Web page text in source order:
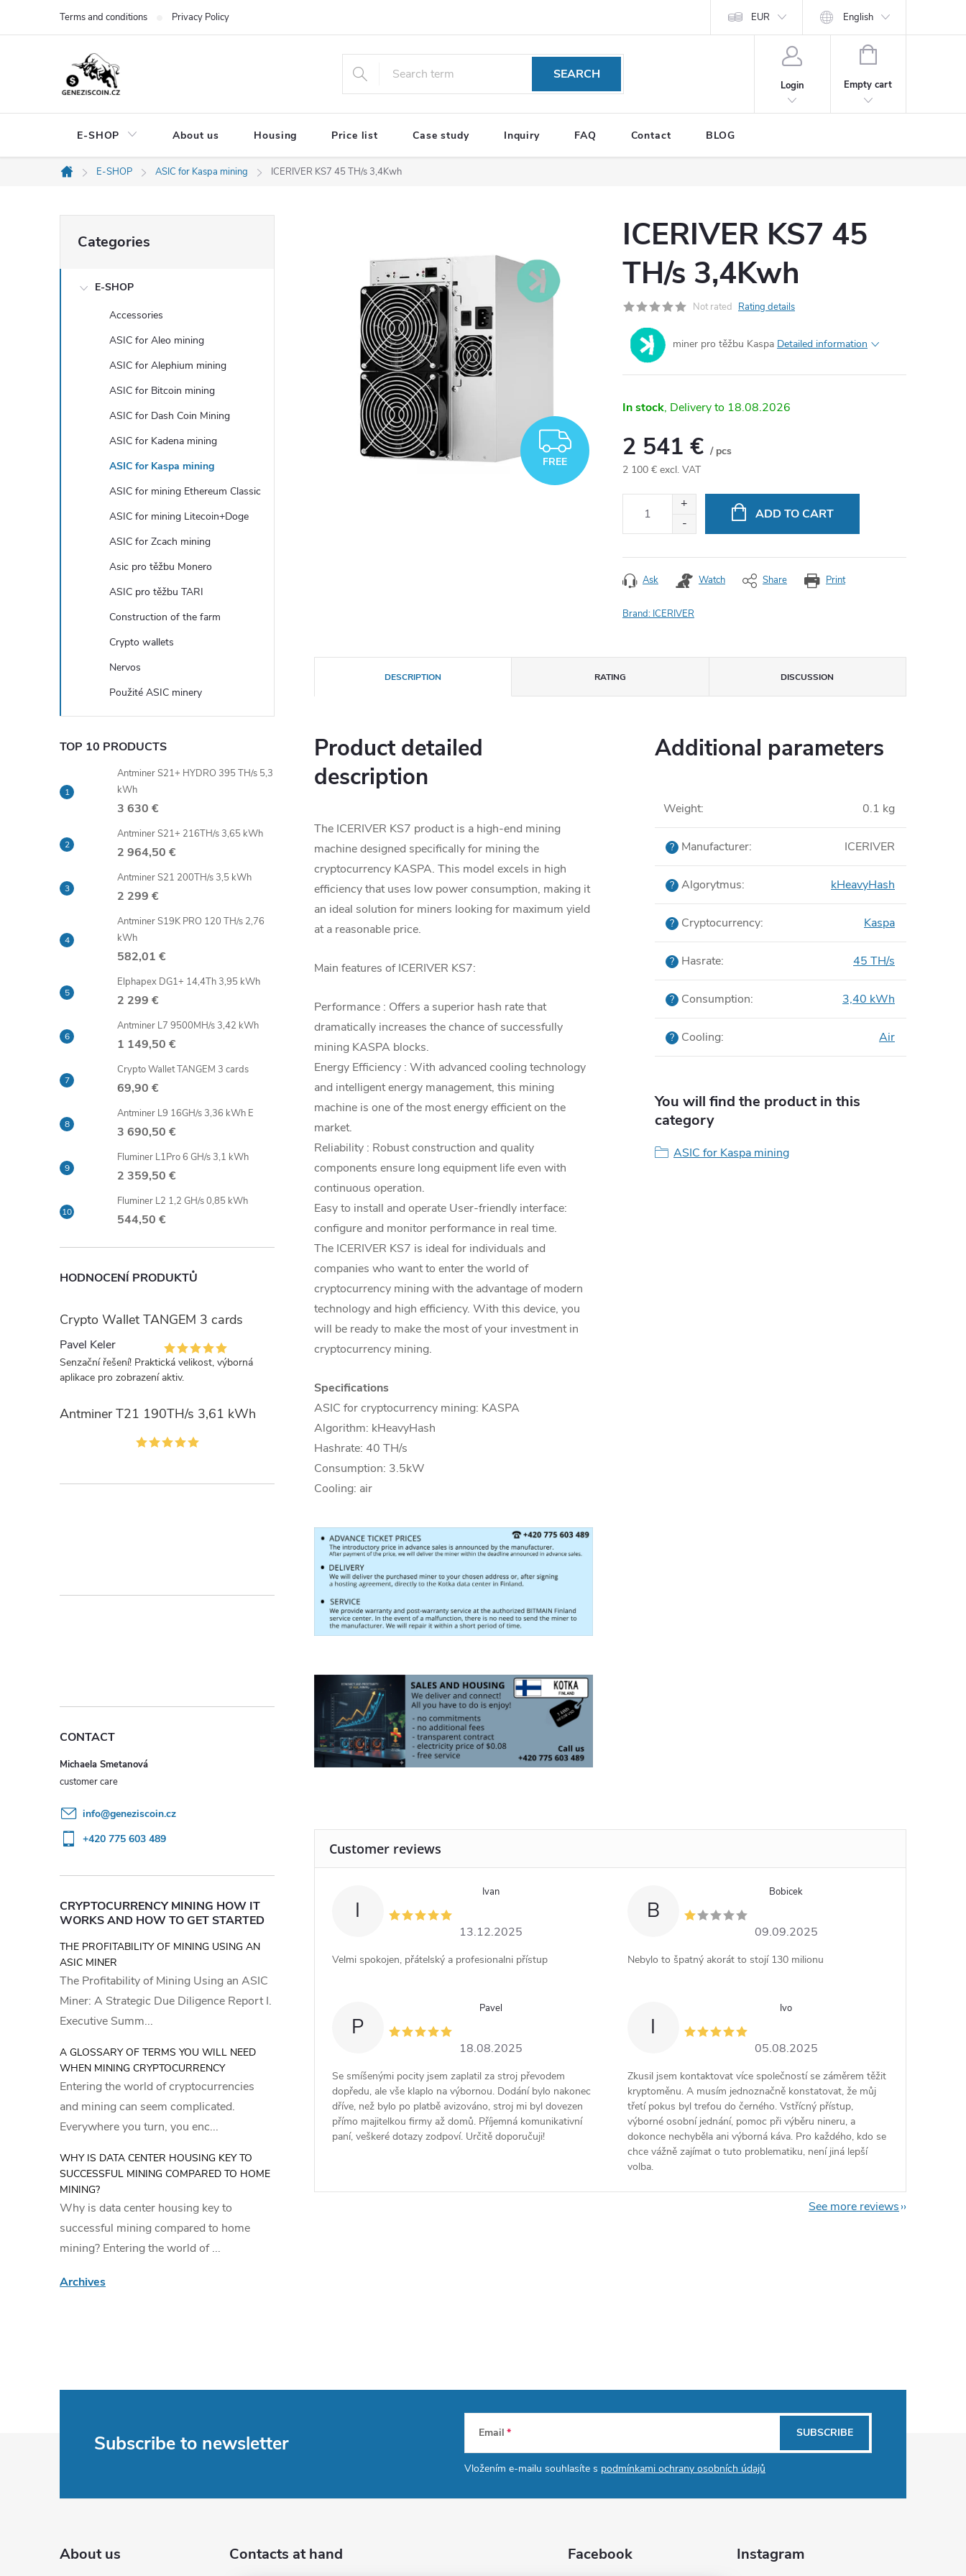
Terms and conditions Privacy Policy EUR English
SEARCH
Login
SHOPPING
Empty cart
E-SHOP About us Housing Price list Case study Inquiry FAQ Contact BLOG
Home
E-SHOP ASIC for Kaspa mining ICERIVER KS7 45 TH/s 3,4Kwh
i
categories
Categories
E-SHOP
Accessories
ASIC for Aleo mining
ASIC for Alephium mining
ASIC for Bitcoin mining
ASIC for Dash Coin Mining
ASIC for Kadena mining
ASIC for Kaspa mining
ASIC for mining Ethereum Classic
ASIC for mining Litecoin+Doge
ASIC for Zcach mining
Asic pro těžbu Monero
ASIC pro těžbu TARI
Construction of the farm
Crypto wallets
Nervos
Použité ASIC minery
TOP 10 PRODUCTS
Antminer S21+ HYDRO 395 TH/s 5,3
kWh
3 630 €
Antminer S21+ 216TH/s 3,65 kWh
2 964,50 €
Antminer S21 200TH/s 3,5 kWh
2 299 €
Antminer S19K PRO 120 TH/s 2,76
kWh
582,01 €
Elphapex DG1+ 14,4Th 3,95 kWh
2 299 €
Antminer L7 9500MH/s 3,42 kWh
1 149,50 €
Crypto Wallet TANGEM 3 cards
69,90 €
Antminer L9 16GH/s 3,36 kWh E
3 690,50 €
Fluminer L1Pro 6 GH/s 3,1 kWh
2 359,50 €
Fluminer L2 1,2 GH/s 0,85 kWh
544,50 €
HODNOCENÍ PRODUKTŮ
Crypto Wallet TANGEM 3 cards
Pavel Keler
Senzační řešení! Praktická velikost, výborná
aplikace pro zobrazení aktiv.
Antminer T21 190TH/s 3,61 kWh
CONTACT
Michaela Smetanová
info@geneziscoin.cz
+420 775 603 489
CRYPTOCURRENCY MINING HOW IT
WORKS AND HOW TO GET STARTED
THE PROFITABILITY OF MINING USING AN
ASIC MINER
The Profitability of Mining Using an ASIC
Miner: A Strategic Due Diligence Report I.
Executive Summ...
A GLOSSARY OF TERMS YOU WILL NEED
WHEN MINING CRYPTOCURRENCY
Entering the world of cryptocurrencies
and mining can seem complicated.
Everywhere you turn, you enc...
WHY IS DATA CENTER HOUSING KEY TO
SUCCESSFUL MINING COMPARED TO HOME
MINING?
Why is data center housing key to
successful mining compared to home
mining? Entering the world of ...
Archives
FREE
FREE
ICERIVER KS7 45
TH/s 3,4Kwh
Not rated Rating details
miner pro těžbu Kaspa Detailed information
In stock 18.08.2026
2 541 € / pcs
2 100 € excl. VAT
ADD TO CART
Print
Ask Watch Share
Brand: ICERIVER
DESCRIPTION RATING DISCUSSION
Product detailed
description
The ICERIVER KS7 product is a high-end mining
machine designed specifically for mining the
cryptocurrency KASPA. This model excels in high
efficiency that uses low power consumption, making it
an ideal solution for miners looking for maximum yield
at a reasonable price.
Main features of ICERIVER KS7:
Performance : Offers a superior hash rate that
dramatically increases the chance of successfully
mining KASPA blocks.
Energy Efficiency : With advanced cooling technology
and intelligent energy management, this mining
machine is one of the most energy efficient on the
market.
Reliability : Robust construction and quality
components ensure long equipment life even with
continuous operation.
Easy to install and operate User-friendly interface:
configure and monitor performance in real time.
The ICERIVER KS7 is ideal for individuals and
companies who want to enter the world of
cryptocurrency mining with the advantage of modern
technology and high efficiency. With this device, you
will be ready to make the most of your investment in
cryptocurrency mining.
Specifications
ASIC for cryptocurrency mining: KASPA
Algorithm: kHeavyHash
Hashrate: 40 TH/s
Consumption: 3.5kW
Cooling: air
Additional parameters
Weight: 0.1 kg
? Manufacturer: ICERIVER
? Algorytmus: kHeavyHash
? Cryptocurrency: Kaspa
? Hasrate: 45 TH/s
? Consumption: 3,40 kWh
? Cooling: Air
You will find the product in this
category
ASIC for Kaspa mining
I
Ivan
13.12.2025
Velmi spokojen, přátelský a profesionalni přístup
B
Bobicek
09.09.2025
Nebylo to špatný akorát to stojí 130 milionu
P
Pavel
18.08.2025
Se smíšenými pocity jsem zaplatil za stroj převodem
dopředu, ale vše klaplo na výbornou. Dodání bylo nakonec
dříve, než bylo po platbě avizováno, stroj mi byl dovezen
přímo majitelkou firmy až domů. Příjemná komunikativní
paní, veškeré dotazy zodpoví. Určitě doporučuji!
I
Ivo
05.08.2025
Zkusil jsem kontaktovat více společností se záměrem těžit
kryptoměnu. A musím jednoznačně konstatovat, že můj
třetí pokus byl trefou do černého. Vstřícný přístup,
výborné osobní jednání, pomoc při výběru nineru, a
dokonce nechyběla ani výborná káva. Pro každého, kdo se
chce vážně zajímat o tuto problematiku, není jiná lepší
volba.
See more reviews
Subscribe to newsletter Email
Vložením e-mailu souhlasíte s podmínkami ochrany osobních údajů
SUBSCRIBE
About us Contacts at hand Facebook Instagram